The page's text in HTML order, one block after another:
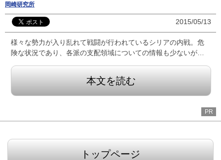
岡崎研究所
2015/05/13
様々な勢力が入り乱れて戦闘が行われているシリアの内戦。危
険な状況であり、各派の支配領域についての情報も少ないが…
本文を読む
PR
トップページ